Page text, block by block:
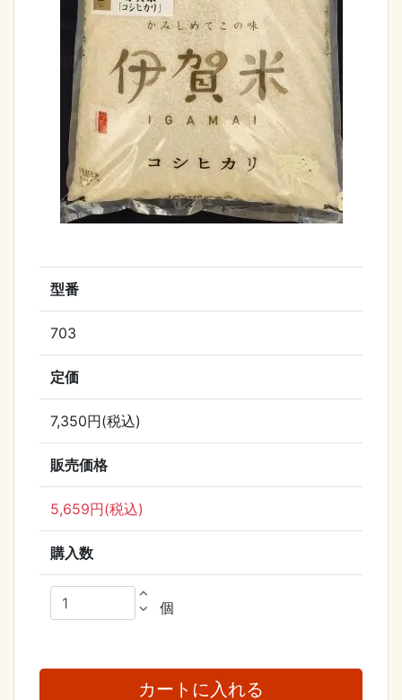
型番
703
定価
7,350円(税込)
販売価格
5,659円(税込)
購入数
expand_less
expand_more
個